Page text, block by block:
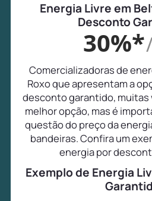
Energia Livre em
Desconto
30%*
Comercializadoras de
Roxo que apresentam a
desconto garantido, muitas
melhor opção, mas é
questão do preço da
bandeiras. Confira um
energia por
Exemplo de Energia